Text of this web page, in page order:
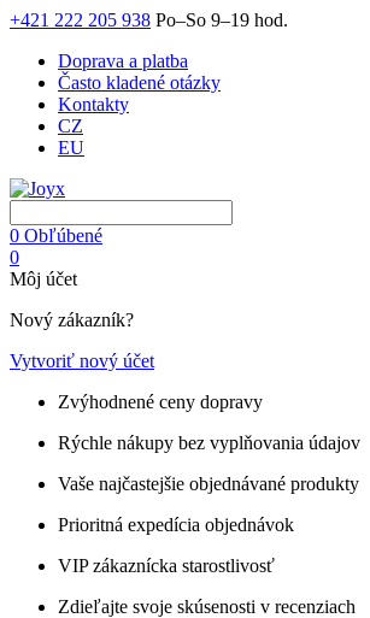
+421 222 205 938 Po–So 9–19 hod.
Doprava a platba
Často kladené otázky
Kontakty
CZ
EU
0 Obľúbené
0
Môj účet
Nový zákazník?
Vytvoriť nový účet
Zvýhodnené ceny dopravy
Rýchle nákupy bez vyplňovania údajov
Vaše najčastejšie objednávané produkty
Prioritná expedícia objednávok
VIP zákaznícka starostlivosť
Zdieľajte svoje skúsenosti v recenziach